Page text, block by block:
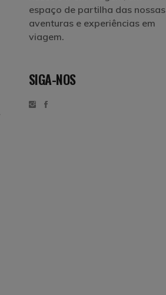
espaço de partilha das nossas
aventuras e experiências em
viagem.
SIGA-NOS